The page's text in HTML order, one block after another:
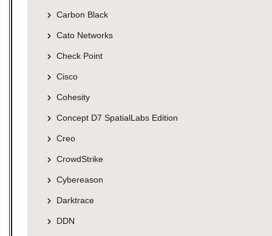
Carbon Black
Cato Networks
Check Point
Cisco
Cohesity
Concept D7 SpatialLabs Edition
Creo
CrowdStrike
Cybereason
Darktrace
DDN